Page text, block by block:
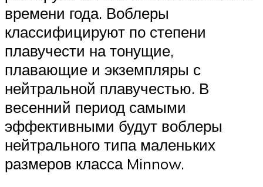
времени года. Воблеры
классифицируют по степени
плавучести на тонущие,
плавающие и экземпляры с
нейтральной плавучестью. В
весенний период самыми
эффективными будут воблеры
нейтрального типа маленьких
размеров класса Minnow.